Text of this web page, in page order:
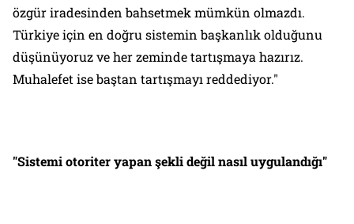
özgür iradesinden bahsetmek mümkün olmazdı.
Türkiye için en doğru sistemin başkanlık olduğunu
düşünüyoruz ve her zeminde tartışmaya hazırız.
Muhalefet ise baştan tartışmayı reddediyor."
"Sistemi otoriter yapan şekli değil nasıl uygulandığı"